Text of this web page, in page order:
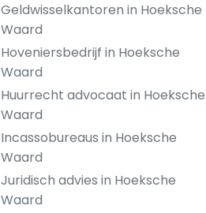
Geldwisselkantoren in Hoeksche
Waard
Hoveniersbedrijf in Hoeksche
Waard
Huurrecht advocaat in Hoeksche
Waard
Incassobureaus in Hoeksche
Waard
Juridisch advies in Hoeksche
Waard